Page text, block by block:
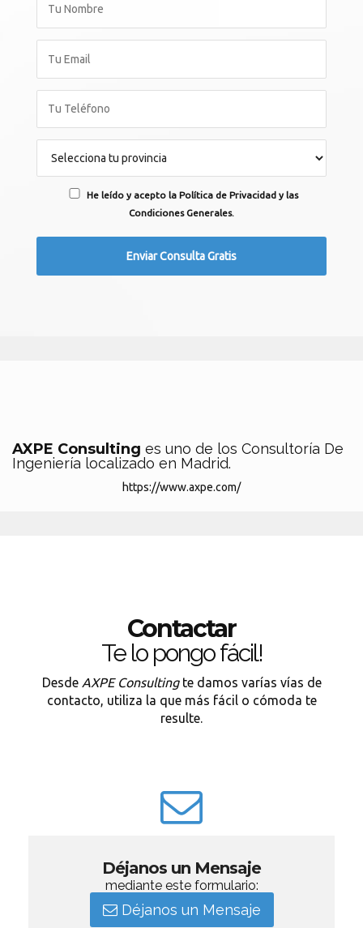
He leído y acepto la Política de Privacidad y las
Condiciones Generales.
AXPE Consulting es uno de los Consultoría De
Ingeniería localizado en Madrid.
https://www.axpe.com/
Contactar
Te lo pongo fácil!
Desde AXPE Consultingte damos varías vías de
contacto, utiliza la que más fácil o cómoda te
resulte.
Déjanos un Mensaje
mediante este formulario:
Déjanos un Mensaje